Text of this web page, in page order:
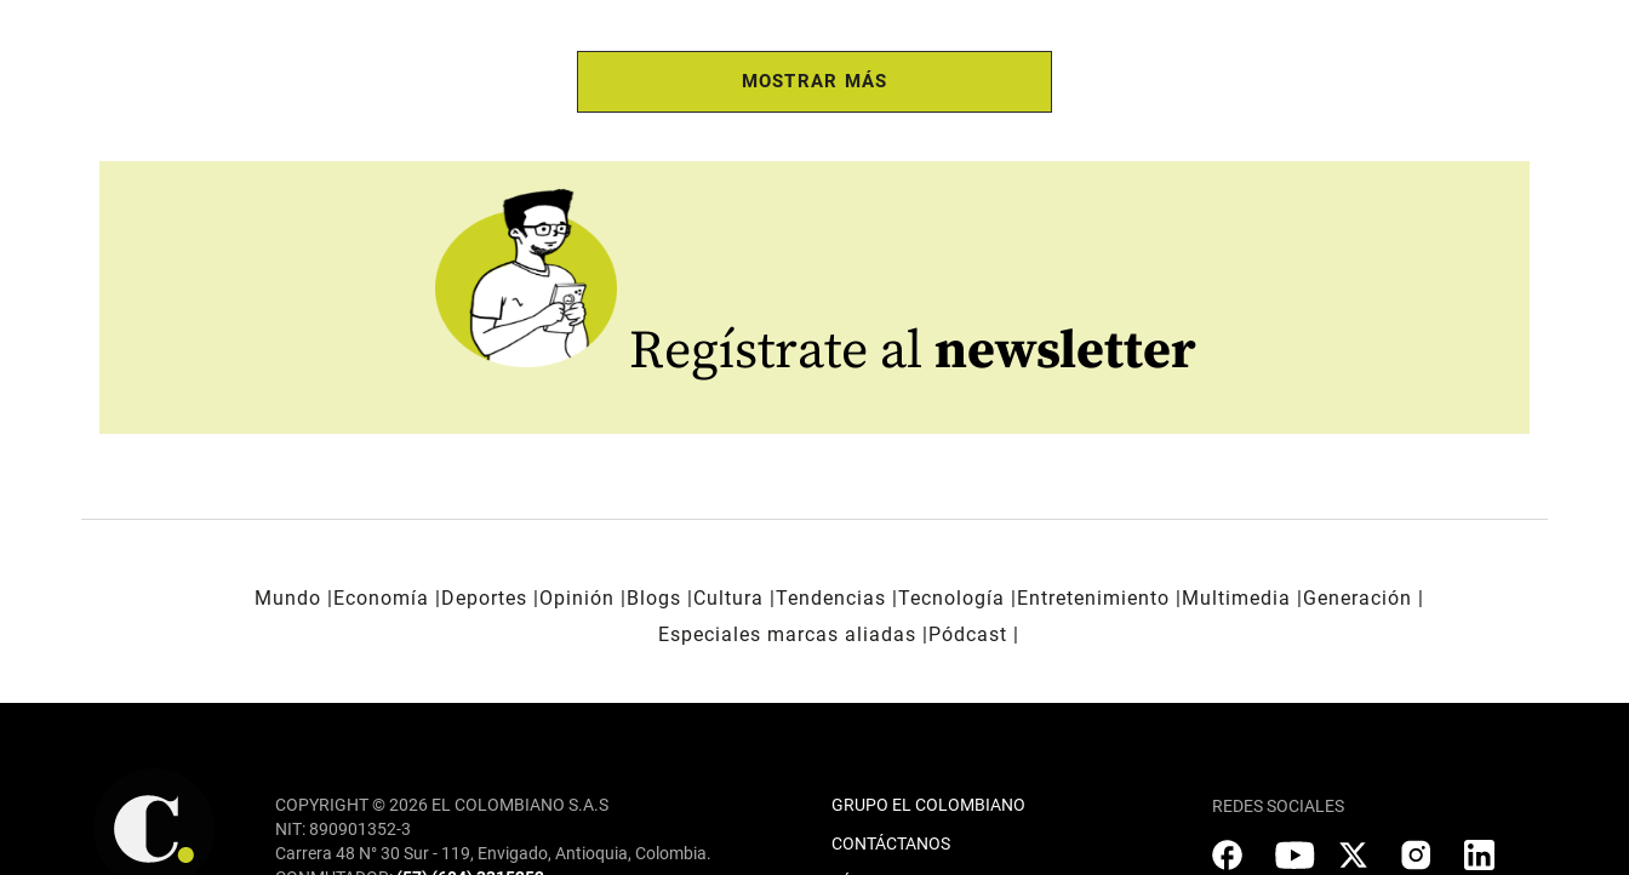
MOSTRAR MÁS
Regístrate al newsletter
Mundo Economía Deportes Opinión Blogs Cultura Tendencias Tecnología Entretenimiento Multimedia
Generación
Especiales marcas aliadas
Pódcast
COPYRIGHT © 2026 EL COLOMBIANO S.A.S
NIT: 890901352-3
Carrera 48 N° 30 Sur - 119, Envigado, Antioquia, Colombia.
GRUPO EL COLOMBIANO
CONTÁCTANOS
REDES SOCIALES